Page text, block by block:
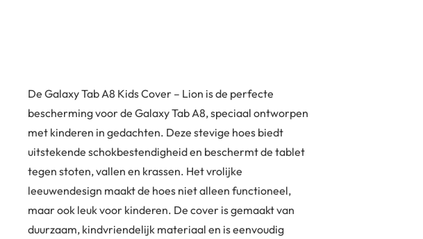
De Galaxy Tab A8 Kids Cover – Lion is de perfecte
bescherming voor de Galaxy Tab A8, speciaal ontworpen
met kinderen in gedachten. Deze stevige hoes biedt
uitstekende schokbestendigheid en beschermt de tablet
tegen stoten, vallen en krassen. Het vrolijke
leeuwendesign maakt de hoes niet alleen functioneel,
maar ook leuk voor kinderen. De cover is gemaakt van
duurzaam, kindvriendelijk materiaal en is eenvoudig